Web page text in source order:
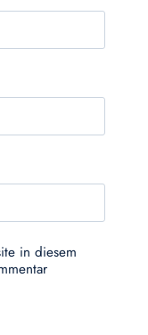
in diesem